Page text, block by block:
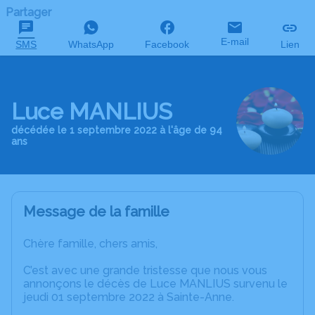
Partager
SMS WhatsApp Facebook E-mail Lien
Luce MANLIUS
décédée le 1 septembre 2022 à l'âge de 94
ans
Message de la famille
Chère famille, chers amis,
C’est avec une grande tristesse que nous vous
annonçons le décès de Luce MANLIUS survenu le
jeudi 01 septembre 2022 à Sainte-Anne.